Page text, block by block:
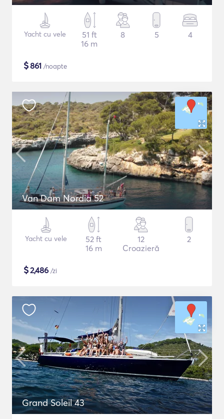
Yacht cu vele
51 ft
16 m
8 5 4
$861 /noapte
Van Dam Nordia 52
Yacht cu vele
52 ft
16 m
12
Croazieră
2
$2,486 /zi
Grand Soleil 43